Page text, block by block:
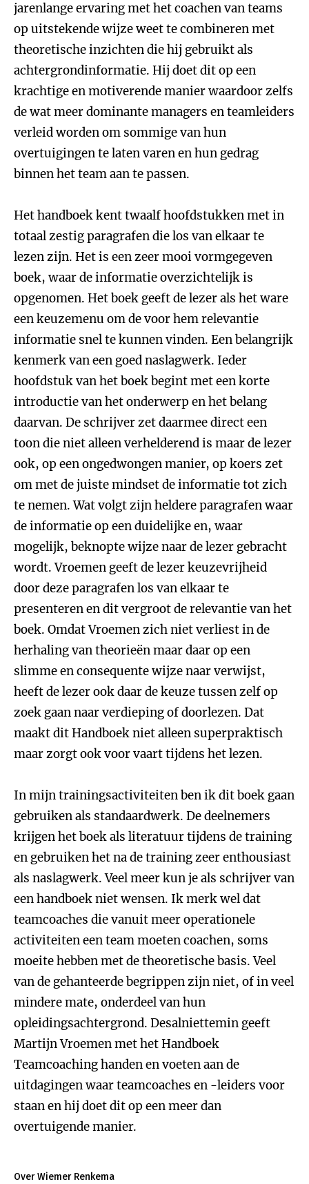
jarenlange ervaring met het coachen van teams
op uitstekende wijze weet te combineren met
theoretische inzichten die hij gebruikt als
achtergrondinformatie. Hij doet dit op een
krachtige en motiverende manier waardoor zelfs
de wat meer dominante managers en teamleiders
verleid worden om sommige van hun
overtuigingen te laten varen en hun gedrag
binnen het team aan te passen.
Het handboek kent twaalf hoofdstukken met in
totaal zestig paragrafen die los van elkaar te
lezen zijn. Het is een zeer mooi vormgegeven
boek, waar de informatie overzichtelijk is
opgenomen. Het boek geeft de lezer als het ware
een keuzemenu om de voor hem relevantie
informatie snel te kunnen vinden. Een belangrijk
kenmerk van een goed naslagwerk. Ieder
hoofdstuk van het boek begint met een korte
introductie van het onderwerp en het belang
daarvan. De schrijver zet daarmee direct een
toon die niet alleen verhelderend is maar de lezer
ook, op een ongedwongen manier, op koers zet
om met de juiste mindset de informatie tot zich
te nemen. Wat volgt zijn heldere paragrafen waar
de informatie op een duidelijke en, waar
mogelijk, beknopte wijze naar de lezer gebracht
wordt. Vroemen geeft de lezer keuzevrijheid
door deze paragrafen los van elkaar te
presenteren en dit vergroot de relevantie van het
boek. Omdat Vroemen zich niet verliest in de
herhaling van theorieën maar daar op een
slimme en consequente wijze naar verwijst,
heeft de lezer ook daar de keuze tussen zelf op
zoek gaan naar verdieping of doorlezen. Dat
maakt dit Handboek niet alleen superpraktisch
maar zorgt ook voor vaart tijdens het lezen.
In mijn trainingsactiviteiten ben ik dit boek gaan
gebruiken als standaardwerk. De deelnemers
krijgen het boek als literatuur tijdens de training
en gebruiken het na de training zeer enthousiast
als naslagwerk. Veel meer kun je als schrijver van
een handboek niet wensen. Ik merk wel dat
teamcoaches die vanuit meer operationele
activiteiten een team moeten coachen, soms
moeite hebben met de theoretische basis. Veel
van de gehanteerde begrippen zijn niet, of in veel
mindere mate, onderdeel van hun
opleidingsachtergrond. Desalniettemin geeft
Martijn Vroemen met het Handboek
Teamcoaching handen en voeten aan de
uitdagingen waar teamcoaches en -leiders voor
staan en hij doet dit op een meer dan
overtuigende manier.
Over Wiemer Renkema